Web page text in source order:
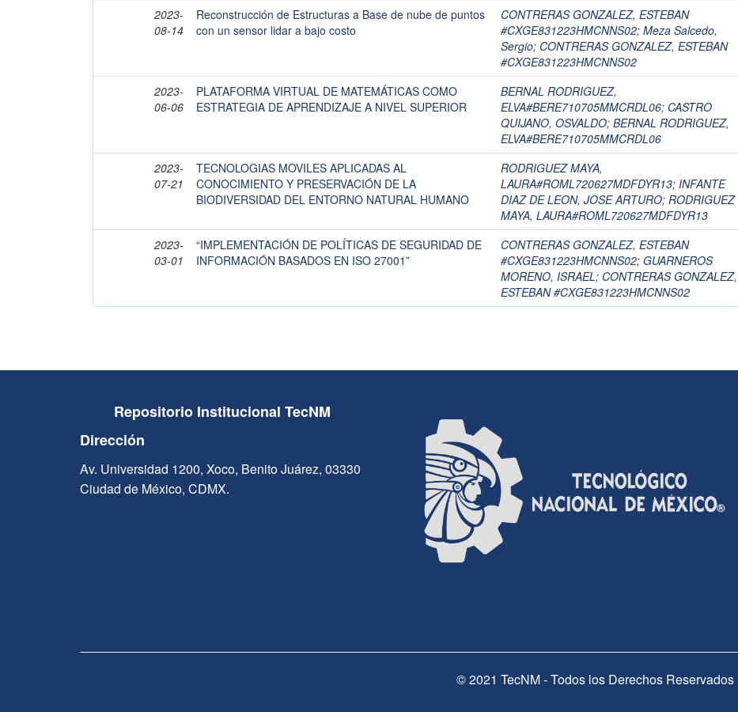
2023-
08-14
Reconstrucción de Estructuras a Base de nube de puntos
con un sensor lidar a bajo costo
CONTRERAS GONZALEZ, ESTEBAN
#CXGE831223HMCNNS02; Meza Salcedo,
Sergio; CONTRERAS GONZALEZ, ESTEBAN
#CXGE831223HMCNNS02
2023-
06-06
PLATAFORMA VIRTUAL DE MATEMÁTICAS COMO
ESTRATEGIA DE APRENDIZAJE A NIVEL SUPERIOR
BERNAL RODRIGUEZ,
ELVA#BERE710705MMCRDL06; CASTRO
QUIJANO, OSVALDO; BERNAL RODRIGUEZ,
ELVA#BERE710705MMCRDL06
2023-
07-21
TECNOLOGIAS MOVILES APLICADAS AL
CONOCIMIENTO Y PRESERVACIÓN DE LA
BIODIVERSIDAD DEL ENTORNO NATURAL HUMANO
RODRIGUEZ MAYA,
LAURA#ROML720627MDFDYR13; INFANTE
DIAZ DE LEON, JOSE ARTURO; RODRIGUEZ
MAYA, LAURA#ROML720627MDFDYR13
2023-
03-01
“IMPLEMENTACIÓN DE POLÍTICAS DE SEGURIDAD DE
INFORMACIÓN BASADOS EN ISO 27001”
CONTRERAS GONZALEZ, ESTEBAN
#CXGE831223HMCNNS02; GUARNEROS
MORENO, ISRAEL; CONTRERAS GONZALEZ,
ESTEBAN #CXGE831223HMCNNS02
Repositorio Institucional TecNM
Dirección
Av. Universidad 1200, Xoco, Benito Juárez, 03330
Ciudad de México, CDMX.
© 2021 TecNM - Todos los Derechos Reservados